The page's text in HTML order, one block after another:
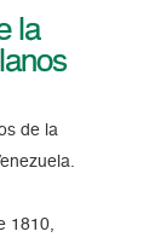
la
de la
1810,